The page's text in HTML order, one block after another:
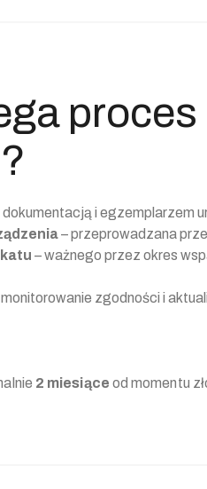
proces
dokumentacją i egzemplarzem
– przeprowadzana
– ważnego przez okres
monitorowanie zgodności i
2 miesiące od momentu